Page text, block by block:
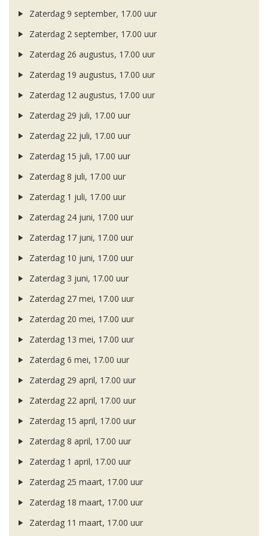
Zaterdag 9 september, 17.00 uur
Zaterdag 2 september, 17.00 uur
Zaterdag 26 augustus, 17.00 uur
Zaterdag 19 augustus, 17.00 uur
Zaterdag 12 augustus, 17.00 uur
Zaterdag 29 juli, 17.00 uur
Zaterdag 22 juli, 17.00 uur
Zaterdag 15 juli, 17.00 uur
Zaterdag 8 juli, 17.00 uur
Zaterdag 1 juli, 17.00 uur
Zaterdag 24 juni, 17.00 uur
Zaterdag 17 juni, 17.00 uur
Zaterdag 10 juni, 17.00 uur
Zaterdag 3 juni, 17.00 uur
Zaterdag 27 mei, 17.00 uur
Zaterdag 20 mei, 17.00 uur
Zaterdag 13 mei, 17.00 uur
Zaterdag 6 mei, 17.00 uur
Zaterdag 29 april, 17.00 uur
Zaterdag 22 april, 17.00 uur
Zaterdag 15 april, 17.00 uur
Zaterdag 8 april, 17.00 uur
Zaterdag 1 april, 17.00 uur
Zaterdag 25 maart, 17.00 uur
Zaterdag 18 maart, 17.00 uur
Zaterdag 11 maart, 17.00 uur